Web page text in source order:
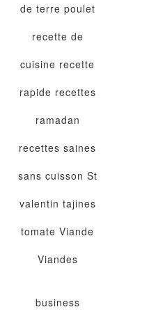
de terre poulet
recette de
cuisine recette
rapide recettes
ramadan
recettes saines
sans cuisson St
valentin tajines
tomate Viande
Viandes
business